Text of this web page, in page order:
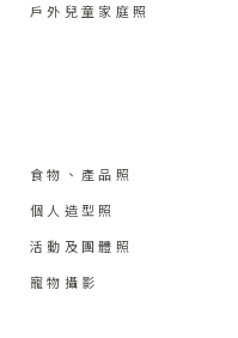
戶外兒童家庭照
食物、產品照
個人造型照
活動及團體照
寵物攝影